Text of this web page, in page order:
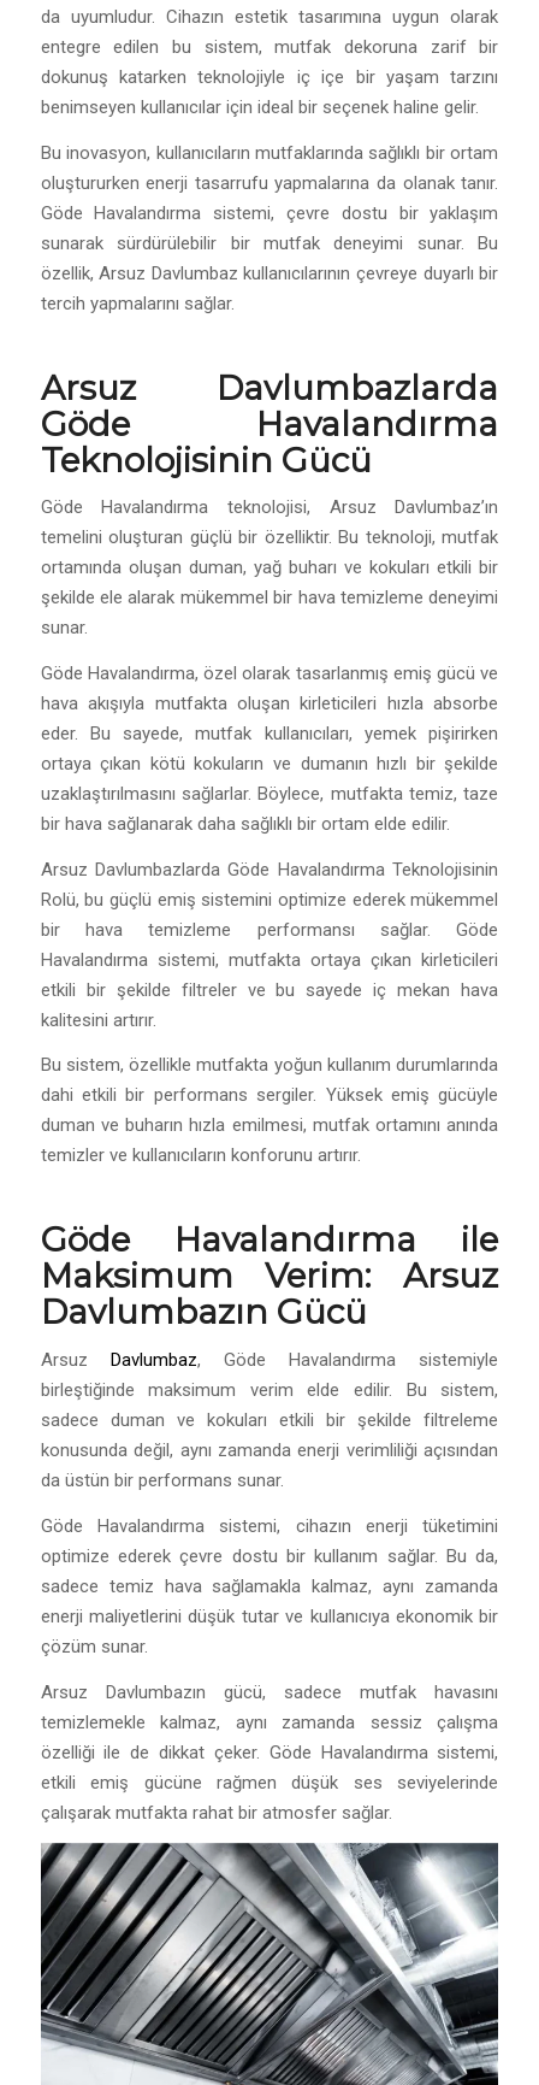
da uyumludur. Cihazın estetik tasarımına uygun olarak
entegre edilen bu sistem, mutfak dekoruna zarif bir
dokunuş katarken teknolojiyle iç içe bir yaşam tarzını
benimseyen kullanıcılar için ideal bir seçenek haline gelir.
Bu inovasyon, kullanıcıların mutfaklarında sağlıklı bir ortam
oluştururken enerji tasarrufu yapmalarına da olanak tanır.
Göde Havalandırma sistemi, çevre dostu bir yaklaşım
sunarak sürdürülebilir bir mutfak deneyimi sunar. Bu
özellik, Arsuz Davlumbaz kullanıcılarının çevreye duyarlı bir
tercih yapmalarını sağlar.
Arsuz Davlumbazlarda
Göde Havalandırma
Teknolojisinin Gücü
Göde Havalandırma teknolojisi, Arsuz Davlumbaz’ın
temelini oluşturan güçlü bir özelliktir. Bu teknoloji, mutfak
ortamında oluşan duman, yağ buharı ve kokuları etkili bir
şekilde ele alarak mükemmel bir hava temizleme deneyimi
sunar.
Göde Havalandırma, özel olarak tasarlanmış emiş gücü ve
hava akışıyla mutfakta oluşan kirleticileri hızla absorbe
eder. Bu sayede, mutfak kullanıcıları, yemek pişirirken
ortaya çıkan kötü kokuların ve dumanın hızlı bir şekilde
uzaklaştırılmasını sağlarlar. Böylece, mutfakta temiz, taze
bir hava sağlanarak daha sağlıklı bir ortam elde edilir.
Arsuz Davlumbazlarda Göde Havalandırma Teknolojisinin
Rolü, bu güçlü emiş sistemini optimize ederek mükemmel
bir hava temizleme performansı sağlar. Göde
Havalandırma sistemi, mutfakta ortaya çıkan kirleticileri
etkili bir şekilde filtreler ve bu sayede iç mekan hava
kalitesini artırır.
Bu sistem, özellikle mutfakta yoğun kullanım durumlarında
dahi etkili bir performans sergiler. Yüksek emiş gücüyle
duman ve buharın hızla emilmesi, mutfak ortamını anında
temizler ve kullanıcıların konforunu artırır.
Göde Havalandırma ile
Maksimum Verim: Arsuz
Davlumbazın Gücü
Arsuz Davlumbaz, Göde Havalandırma sistemiyle
birleştiğinde maksimum verim elde edilir. Bu sistem,
sadece duman ve kokuları etkili bir şekilde filtreleme
konusunda değil, aynı zamanda enerji verimliliği açısından
da üstün bir performans sunar.
Göde Havalandırma sistemi, cihazın enerji tüketimini
optimize ederek çevre dostu bir kullanım sağlar. Bu da,
sadece temiz hava sağlamakla kalmaz, aynı zamanda
enerji maliyetlerini düşük tutar ve kullanıcıya ekonomik bir
çözüm sunar.
Arsuz Davlumbazın gücü, sadece mutfak havasını
temizlemekle kalmaz, aynı zamanda sessiz çalışma
özelliği ile de dikkat çeker. Göde Havalandırma sistemi,
etkili emiş gücüne rağmen düşük ses seviyelerinde
çalışarak mutfakta rahat bir atmosfer sağlar.